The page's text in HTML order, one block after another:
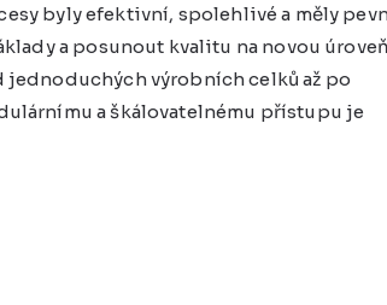
byly efektivní, spolehlivé a měly
a posunout kvalitu na novou
výrobních celků až po
a škálovatelnému přístupu je